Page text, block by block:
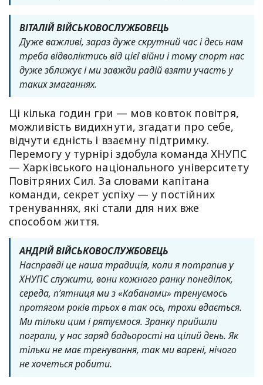
ВІТАЛІЙ ВІЙСЬКОВОСЛУЖБОВЕЦЬ
Дуже важливі, зараз дуже скрутний час і десь нам
треба відволіктись від цієї війни і тому спорт нас
дуже зближує і ми завжди радій взяти участь у
таких змаганнях.
Ці кілька годин гри — мов ковток повітря,
можливість видихнути, згадати про себе,
відчути єдність і взаємну підтримку.
Перемогу у турнірі здобула команда ХНУПС
— Харківського національного університету
Повітряних Сил. За словами капітана
команди, секрет успіху — у постійних
тренуваннях, які стали для них вже
способом життя.
АНДРІЙ ВІЙСЬКОВОСЛУЖБОВЕЦЬ
Насправді це наша традиція, коли я потрапив у
ХНУПС служити, вони кожного ранку понеділок,
середа, пʼятниця ми з «Кабанами» тренуємось
протягом років трьох в так ось, трохи вдається.
Ми тільки цим і рятуємося. Зранку прийшли
пограли, у нас заряд бадьорості на цілий день. Як
тільки не має тренування, так ми варені, нічого
не хочеться робити.